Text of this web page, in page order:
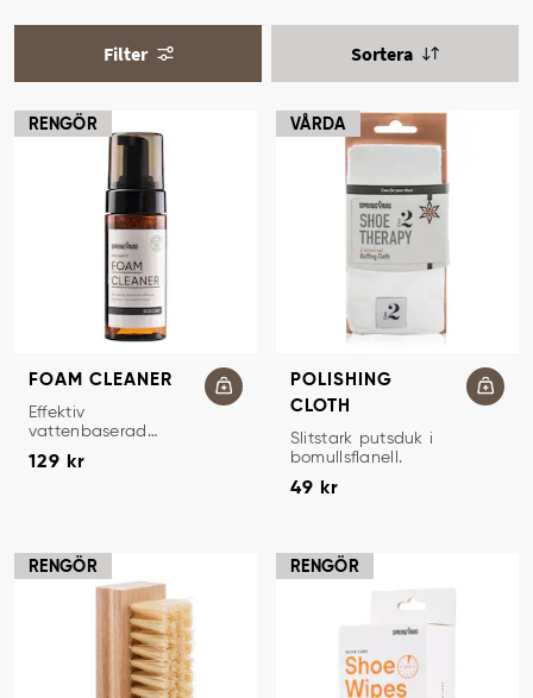
Filter Sortera
RENGÖR
FOAM CLEANER
SKUMRENGÖRING
Effektiv
vattenbaserad
Pris :
129 kr
VÅRDA
POLISHING
CLOTH
PUTSDUK
Slitstark putsduk i
bomullsflanell.
Pris:
49 kr
RENGÖR RENGÖR